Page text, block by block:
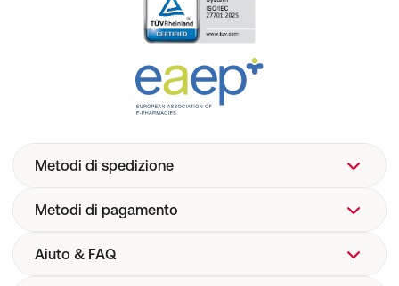
Metodi di spedizione
Metodi di pagamento
Aiuto & FAQ